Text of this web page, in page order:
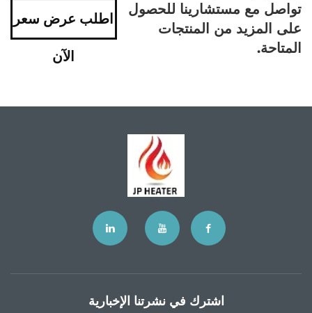
تواصل مع مستشارينا للحصول
على المزيد من المنتجات
المتاحة.
اطلب عرض سعر
الآن
اشترك في نشرتنا الإخبارية